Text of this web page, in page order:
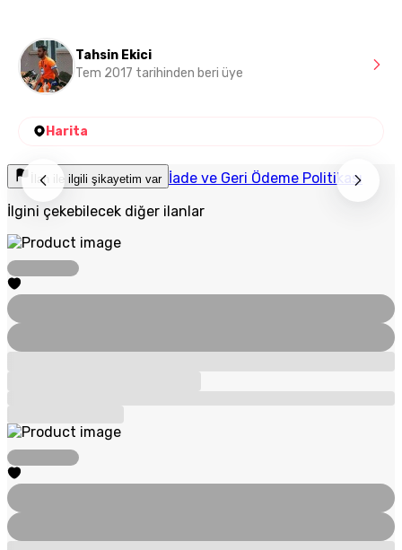
Tahsin Ekici
Tem 2017 tarihinden beri üye
Harita
İlan ile ilgili şikayetim var İade ve Geri Ödeme Politikası
İlgini çekebilecek diğer ilanlar